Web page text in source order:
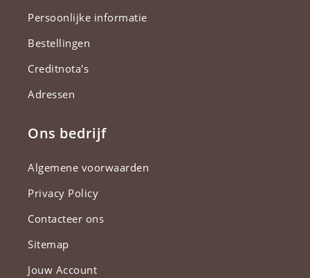
Persoonlijke informatie
Bestellingen
Creditnota's
Adressen
Ons bedrijf
Algemene voorwaarden
Privacy Policy
Contacteer ons
Sitemap
Jouw Account